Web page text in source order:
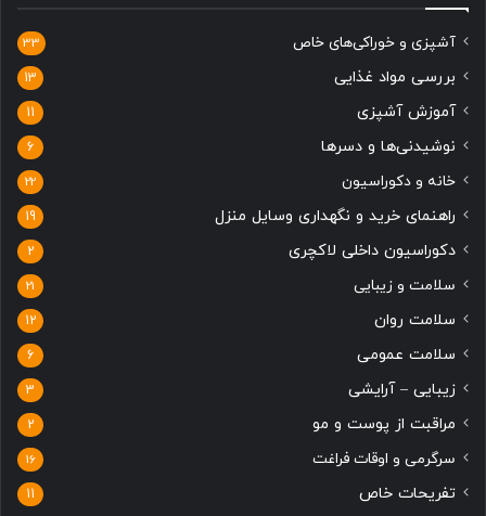
آشپزی و خوراکی‌های خاص 33
بررسی مواد غذایی 13
آموزش آشپزی 11
نوشیدنی‌ها و دسرها 6
خانه و دکوراسیون 22
راهنمای خرید و نگهداری وسایل منزل 19
دکوراسیون داخلی لاکچری 2
سلامت و زیبایی 21
سلامت روان 12
سلامت عمومی 6
زیبایی – آرایشی 3
مراقبت از پوست و مو 2
سرگرمی و اوقات فراغت 16
تفریحات خاص 11